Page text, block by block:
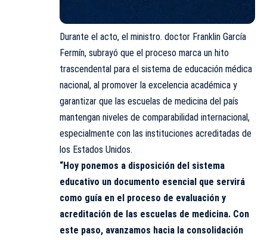
Durante el acto, el ministro. doctor Franklin García
Fermín, subrayó que el proceso marca un hito
trascendental para el sistema de educación médica
nacional, al promover la excelencia académica y
garantizar que las escuelas de medicina del país
mantengan niveles de comparabilidad internacional,
especialmente con las instituciones acreditadas de
los Estados Unidos.
“Hoy ponemos a disposición del sistema
educativo un documento esencial que servirá
como guía en el proceso de evaluación y
acreditación de las escuelas de medicina. Con
este paso, avanzamos hacia la consolidación